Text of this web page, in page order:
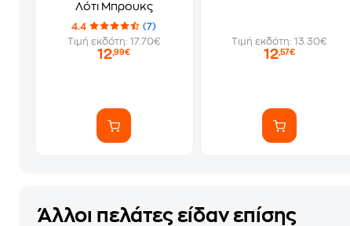
Λότι Μπρουκς
4.4
(7)
Τιμή εκδότη: 17.70€
12,99€
Τιμή εκδότη: 13.30€
12,57€
Άλλοι πελάτες είδαν επίσης